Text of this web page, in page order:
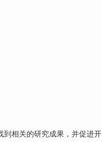
到相关的研究成果，并促进开